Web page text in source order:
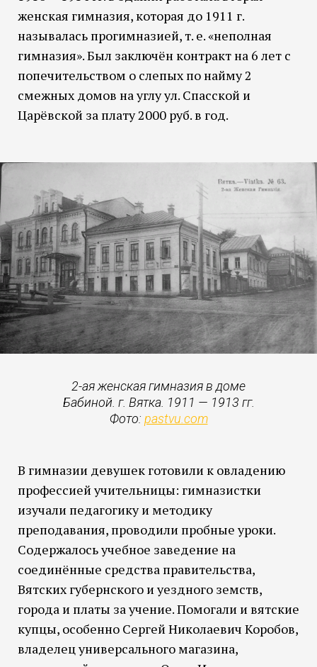
женская гимназия, которая до 1911 г.
называлась прогимназией, т. е. «неполная
гимназия». Был заключён контракт на 6 лет с
попечительством о слепых по найму 2
смежных домов на углу ул. Спасской и
Царёвской за плату 2000 руб. в год.
2-ая женская гимназия в доме
Бабиной. г. Вятка. 1911 — 1913 гг.
Фото: pastvu.com
В гимназии девушек готовили к овладению
профессией учительницы: гимназистки
изучали педагогику и методику
преподавания, проводили пробные уроки.
Содержалось учебное заведение на
соединённые средства правительства,
Вятских губернского и уездного земств,
города и платы за учение. Помогали и вятские
купцы, особенно Сергей Николаевич Коробов,
владелец универсального магазина,